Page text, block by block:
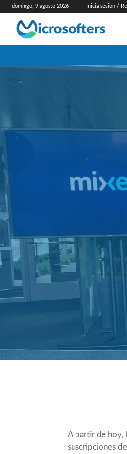
domingo, 9 agosto 2026 Inicia sesión /
A partir de hoy,
suscripciones de